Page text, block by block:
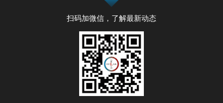
扫码加微信，了解最新动态